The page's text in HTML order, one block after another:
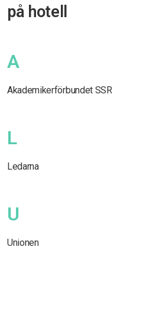
på hotell
A
Akademikerförbundet SSR
L
Ledarna
U
Unionen